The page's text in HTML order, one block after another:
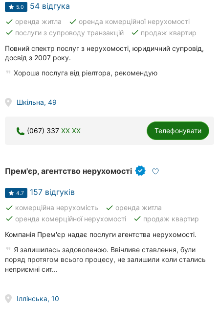
5.0 54 відгука
done оренда житла done оренда комерційної нерухомості
done послуги з супроводу транзакцій done продаж квартир
Повний спектр послуг з нерухомості, юридичний супровід,
досвід з 2007 року.
Хороша послуга від ріелтора, рекомендую
Шкільна, 49
(067) 337 XX XX Телефонувати
Прем'єр, агентство нерухомості
4.7 157 відгуків
done комерційна нерухомість done оренда житла
done оренда комерційної нерухомості done продаж квартир
Компанія Прем'єр надає послуги агентства нерухомості.
Я залишилась задоволеною. Ввічливе ставлення, були
поряд протягом всього процесу, не залишили коли стались
неприємні сит...
Іллінська, 10